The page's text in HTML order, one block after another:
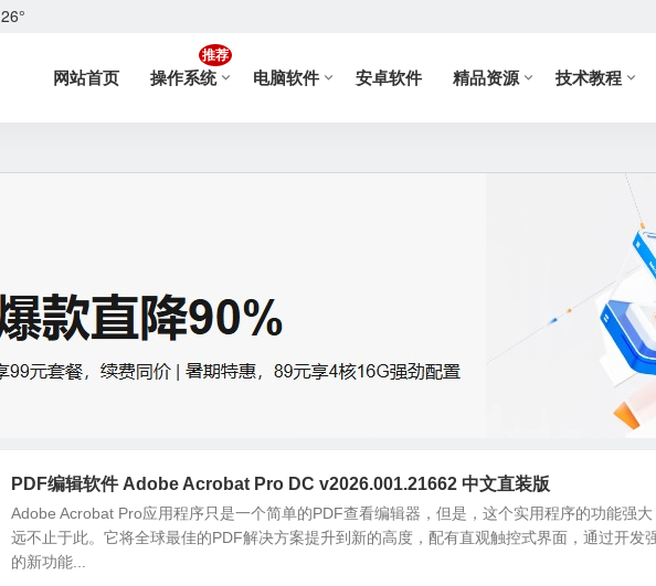
26°
网站首页 操作系统
推荐
电脑软件 安卓软件 精品资源 技术教程
PDF编辑软件 Adobe Acrobat Pro DC v2026.001.21662 中文直装版
Adobe Acrobat Pro应用程序只是一个简单的PDF查看编辑器，但是，这个实用程序的功能强大
远不止于此。它将全球最佳的PDF解决方案提升到新的高度，配有直观触控式界面，通过开发
的新功能...